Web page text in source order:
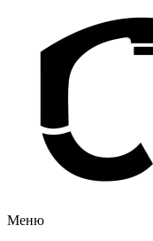
Меню